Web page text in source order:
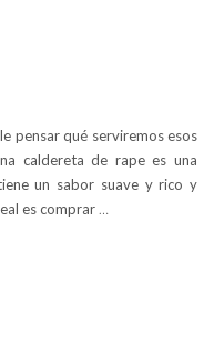
pensar qué serviremos esos
caldereta de rape es una
un sabor suave y rico y
es comprar …